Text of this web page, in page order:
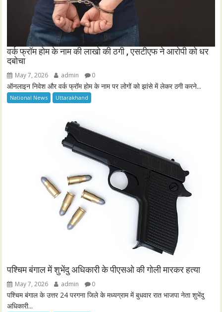
वर्क फ्रॉम होम के नाम की लाखो की ठगी , एसटीएफ ने आरोपी को धर
दबोचा
May 7, 2026 admin 0
ऑनलाइन निवेश और वर्क फ्रॉम होम के नाम पर लोगों को झांसे में लेकर ठगी करने...
National News Uttarakhand
पश्चिम बंगाल में शुभेंदु अधिकारी के पीएसओ की गोली मारकर हत्या
May 7, 2026 admin 0
पश्चिम बंगाल के उत्तर 24 परगना जिले के मध्यग्राम में बुधवार रात भाजपा नेता शुभेंदु
अधिकारी...